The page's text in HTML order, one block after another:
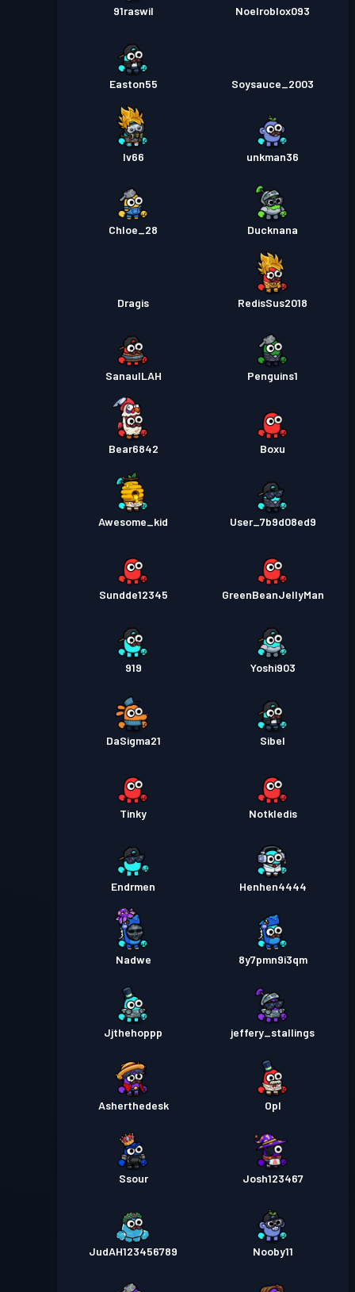
91raswil Noelroblox093
Easton55 Soysauce_2003
Iv66 unkman36
Chloe_28 Ducknana
Dragis RedisSus2018
SanaulLAH Penguins1
Bear6842 Boxu
Awesome_kid User_7b9d08ed9
Sundde12345 GreenBeanJellyMan
919 Yoshi903
DaSigma21 Sibel
Tinky Notkledis
Endrmen Henhen4444
Nadwe 8y7pmn9i3qm
Jjthehoppp jeffery_stallings
Asherthedesk Opl
Ssour Josh123467
JudAH123456789 Nooby11